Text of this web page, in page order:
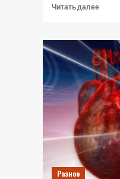
Читать далее
после
и
Разное